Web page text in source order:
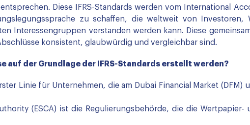
Diese IFRS-Standards werden vom International
zu schaffen, die weltweit von Investoren,
Interessengruppen verstanden werden kann. Diese
konsistent, glaubwürdig und vergleichbar sind.
auf der Grundlage der IFRS-Standards erstellt werden?
Linie für Unternehmen, die am Dubai Financial Market (DFM)
(ESCA) ist die Regulierungsbehörde, die die Wertpapier-